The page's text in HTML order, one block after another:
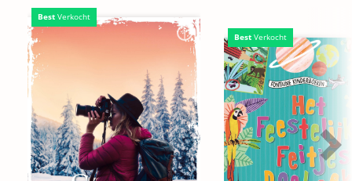
Best Verkocht
Best Verkocht